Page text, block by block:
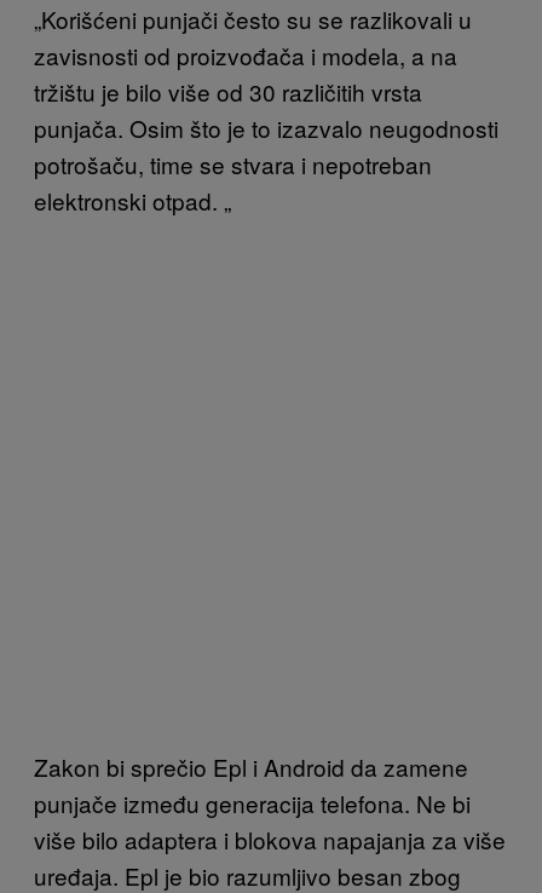
„Korišćeni punjači često su se razlikovali u
zavisnosti od proizvođača i modela, a na
tržištu je bilo više od 30 različitih vrsta
punjača. Osim što je to izazvalo neugodnosti
potrošaču, time se stvara i nepotreban
elektronski otpad. „
Zakon bi sprečio Epl i Android da zamene
punjače između generacija telefona. Ne bi
više bilo adaptera i blokova napajanja za više
uređaja. Epl je bio razumljivo besan zbog